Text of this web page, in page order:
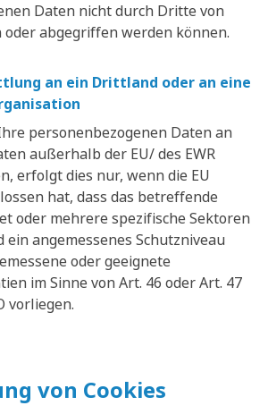
Daten nicht durch Dritte von
abgegriffen werden können.
an ein Drittland oder an eine
personenbezogenen Daten an
außerhalb der EU/ des EWR
erfolgt dies nur, wenn die EU
hat, dass das betreffende
oder mehrere spezifische Sektoren
angemessenes Schutzniveau
oder geeignete
im Sinne von Art. 46 oder Art. 47
vorliegen.
von Cookies